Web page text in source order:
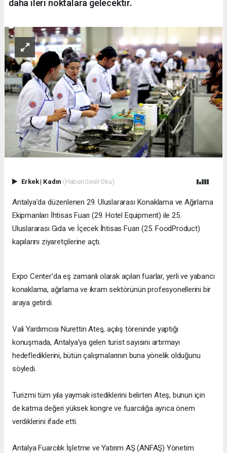
daha ileri noktalara gelecektir.
Erkek| Kadın (Haberi Sesli Oku)
​Antalya'da düzenlenen 29. Uluslararası Konaklama ve Ağırlama
Ekipmanları İhtisas Fuarı (29. Hotel Equipment) ile 25.
Uluslararası Gıda ve İçecek İhtisas Fuarı (25. FoodProduct)
kapılarını ziyaretçilerine açtı.
Expo Center'da eş zamanlı olarak açılan fuarlar, yerli ve yabancı
konaklama, ağırlama ve ikram sektörünün profesyonellerini bir
araya getirdi.
Vali Yardımcısı Nurettin Ateş, açılış töreninde yaptığı
konuşmada, Antalya'ya gelen turist sayısını artırmayı
hedeflediklerini, bütün çalışmalarının buna yönelik olduğunu
söyledi.
Turizmi tüm yıla yaymak istediklerini belirten Ateş, bunun için
de katma değeri yüksek kongre ve fuarcılığa ayrıca önem
verdiklerini ifade etti.
Antalya Fuarcılık İşletme ve Yatırım AŞ (ANFAŞ) Yönetim